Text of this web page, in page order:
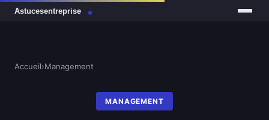
Accueil›Management
MANAGEMENT